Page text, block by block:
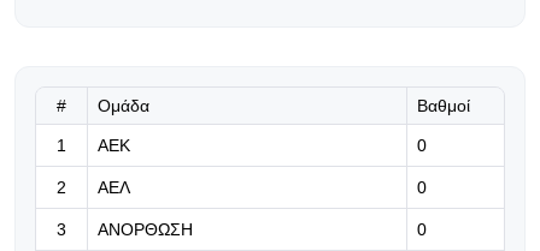
Το πρώτο βήμα γίνεται απόψε για
# Ομάδα Βαθμοί
1 ΑΕΚ 0
2 ΑΕΛ 0
3 ΑΝΟΡΘΩΣΗ 0